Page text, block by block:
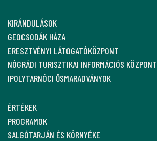
KIRÁNDULÁSOK
GEOCSODÁK HÁZA
ERESZTVÉNYI LÁTOGATÓKÖZPONT
NÓGRÁDI TURISZTIKAI INFORMÁCIÓS KÖZPONT
IPOLYTARNÓCI ŐSMARADVÁNYOK
ÉRTÉKEK
PROGRAMOK
SALGÓTARJÁN ÉS KÖRNYÉKE